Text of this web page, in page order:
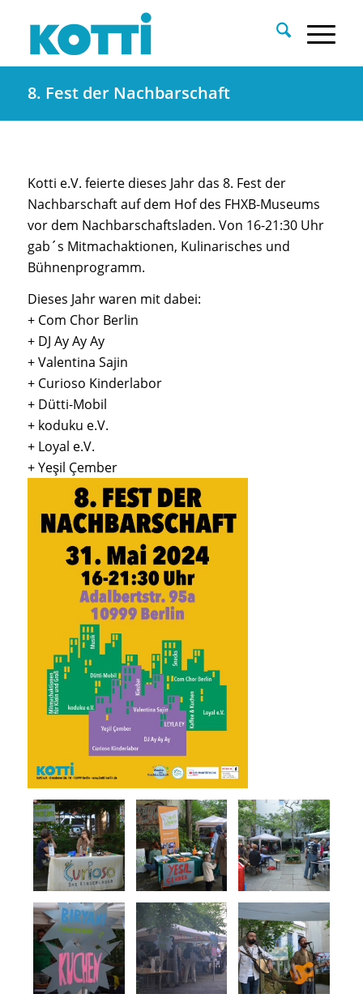
8. Fest der Nachbarschaft
Kotti e.V. feierte dieses Jahr das 8. Fest der
Nachbarschaft auf dem Hof des FHXB-Museums
vor dem Nachbarschaftsladen. Von 16-21:30 Uhr
gab´s Mitmachaktionen, Kulinarisches und
Bühnenprogramm.
Dieses Jahr waren mit dabei:
+ Com Chor Berlin
+ DJ Ay Ay Ay
+ Valentina Sajin
+ Curioso Kinderlabor
+ Dütti-Mobil
+ koduku e.V.
+ Loyal e.V.
+ Yeşil Çember